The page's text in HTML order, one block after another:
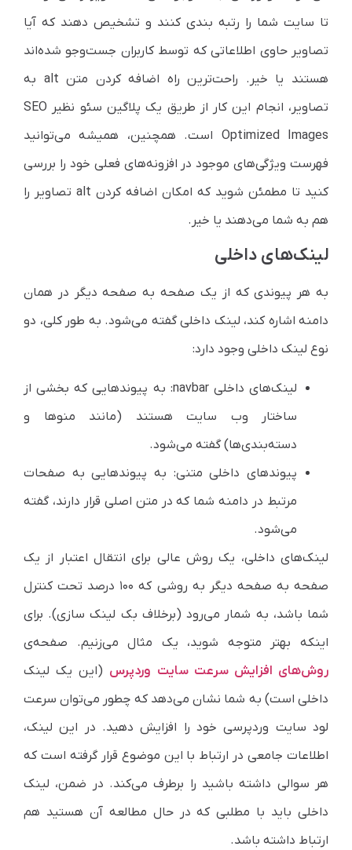
تا سایت شما را رتبه بندی کنند و تشخیص دهند که آیا
تصاویر حاوی اطلاعاتی که توسط کاربران جست‌وجو شده‌اند
هستند یا خیر. راحت‌ترین راه اضافه کردن متن alt به
تصاویر، انجام این کار از طریق یک پلاگین سئو نظیر SEO
Optimized Images است. همچنین، همیشه می‌توانید
فهرست ویژگی‌های موجود در افزونه‌های فعلی خود را بررسی
کنید تا مطمئن شوید که امکان اضافه کردن alt تصاویر را
هم به شما می‌دهند یا خیر.
لینک‌های داخلی
به هر پیوندی که از یک صفحه به صفحه دیگر در همان
دامنه اشاره کند، لینک داخلی گفته می‌شود. به طور کلی، دو
نوع لینک داخلی وجود دارد:
لینک‌های داخلی navbar: به پیوندهایی که بخشی از
ساختار وب سایت هستند (مانند منوها و
دسته‌‌بندی‌ها) گفته می‌شود.
پیوندهای داخلی متنی: به پیوندهایی به صفحات
مرتبط در دامنه شما که در متن اصلی قرار دارند، گفته
می‌شود.
لینک‌های داخلی، یک روش عالی برای انتقال اعتبار از یک
صفحه به صفحه دیگر به روشی که ۱۰۰ درصد تحت کنترل
شما باشد، به شمار می‌رود (برخلاف بک لینک سازی). برای
اینکه بهتر متوجه شوید، یک مثال می‌زنیم. صفحه‌ی
روش‌های افزایش سرعت سایت وردپرس (این یک لینک
داخلی است) به شما نشان می‌دهد که چطور می‌توان سرعت
لود سایت وردپرسی خود را افزایش دهید. در این لینک،
اطلاعات جامعی در ارتباط با این موضوع قرار گرفته است که
هر سوالی داشته باشید را برطرف می‌کند. در ضمن، لینک
داخلی باید با مطلبی که در حال مطالعه آن هستید هم
ارتباط داشته باشد.